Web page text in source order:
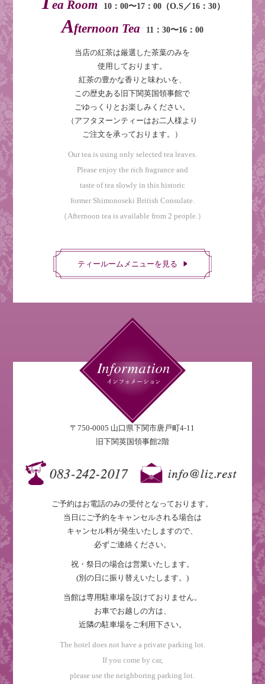
ea Room 10：00〜17：00（O.S／16：30）
Afternoon Tea 11：30〜16：00
当店の紅茶は厳選した茶葉のみを
使用しております。
紅茶の豊かな香りと味わいを、
この歴史ある旧下関英国領事館で
ごゆっくりとお楽しみください。
（アフタヌーンティーはお二人様より
ご注文を承っております。）
Our tea is using only selected tea leaves.
Please enjoy the rich fragrance and
taste of tea slowly in this historic
former Shimonoseki British Consulate.
（Afternoon tea is available from 2 people.）
ティールームメニューを見る
〒750-0005 山口県下関市唐戸町4-11
旧下関英国領事館2階
ご予約はお電話のみの受付となっております。
当日にご予約をキャンセルされる場合は
キャンセル料が発生いたしますので、
必ずご連絡ください。
祝・祭日の場合は営業いたします。
(別の日に振り替えいたします。)
当館は専用駐車場を設けておりません。
お車でお越しの方は、
近隣の駐車場をご利用下さい。
The hotel does not have a private parking lot.
If you come by car,
please use the neighboring parking lot.